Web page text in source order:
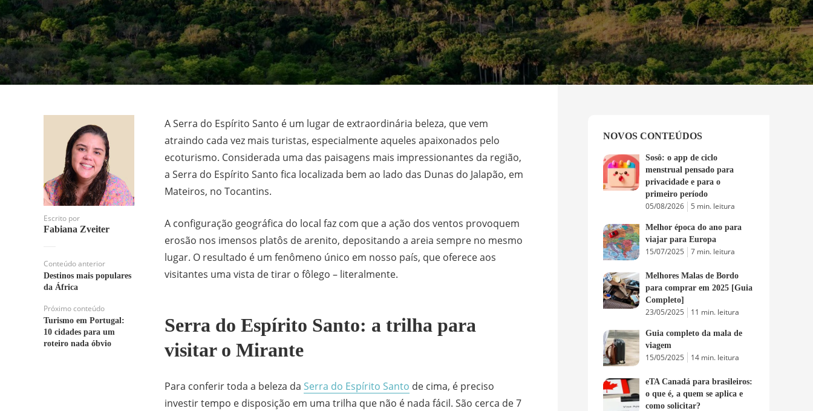
Escrito por
Fabiana Zveiter
Conteúdo anterior
Destinos mais populares
da África
Próximo conteúdo
Turismo em Portugal:
10 cidades para um
roteiro nada óbvio
A Serra do Espírito Santo é um lugar de extraordinária beleza, que vem
atraindo cada vez mais turistas, especialmente aqueles apaixonados pelo
ecoturismo. Considerada uma das paisagens mais impressionantes da região,
a Serra do Espírito Santo fica localizada bem ao lado das Dunas do Jalapão, em
Mateiros, no Tocantins.
A configuração geográfica do local faz com que a ação dos ventos provoquem
erosão nos imensos platôs de arenito, depositando a areia sempre no mesmo
lugar. O resultado é um fenômeno único em nosso país, que oferece aos
visitantes uma vista de tirar o fôlego – literalmente.
Serra do Espírito Santo: a trilha para
visitar o Mirante
Para conferir toda a beleza da Serra do Espírito Santo de cima, é preciso
investir tempo e disposição em uma trilha que não é nada fácil. São cerca de 7
NOVOS CONTEÚDOS
Sosô: o app de ciclo
menstrual pensado para
privacidade e para o
primeiro período
05/08/2026 5 min. leitura
Melhor época do ano para
viajar para Europa
15/07/2025 7 min. leitura
Melhores Malas de Bordo
para comprar em 2025 [Guia
Completo]
23/05/2025 11 min. leitura
Guia completo da mala de
viagem
15/05/2025 14 min. leitura
eTA Canadá para brasileiros:
o que é, a quem se aplica e
como solicitar?